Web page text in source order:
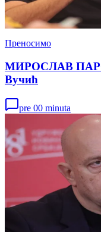
Преносимо
МИРОСЛАВ
Вучић
pre 00 minuta